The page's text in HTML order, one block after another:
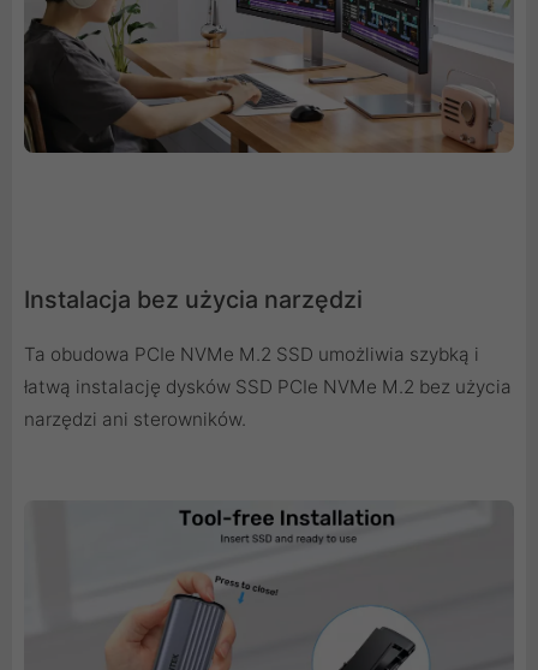
Instalacja bez użycia narzędzi
Ta obudowa PCIe NVMe M.2 SSD umożliwia szybką i
łatwą instalację dysków SSD PCIe NVMe M.2 bez użycia
narzędzi ani sterowników.